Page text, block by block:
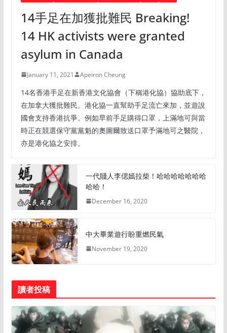
14手足在加獲批難民 Breaking!
14 HK activists were granted
asylum in Canada
January 11, 2021 Apeiron Cheung
14名香港手足在新香港文化協會（下稱港化協）協助底下，
在加拿大獲批難民。港化協一直幫助手足流亡來加，並遊說
國會支持香港抗爭。例如早前手足購得口罩，上滿地可與當
時正在競選保守黨黨魁的奧圖爾致送口罩予滿地可之醫院，
亦是港化協之安排。
一代賤人李偲嫣拉柴！哈哈哈哈哈哈哈
哈哈！
December 16, 2020
中大畢業遊行盼重燃民氣
November 19, 2020
讀者投稿